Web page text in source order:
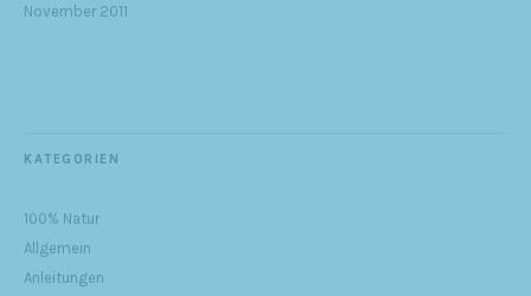
November 2011
KATEGORIEN
100% Natur
Allgemein
Anleitungen